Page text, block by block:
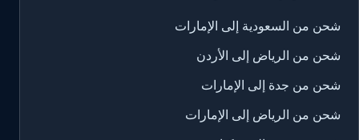
شحن من السعودية إلى الإمارات
شحن من الرياض إلى الأردن
شحن من جدة إلى الإمارات
شحن من الرياض إلى الإمارات